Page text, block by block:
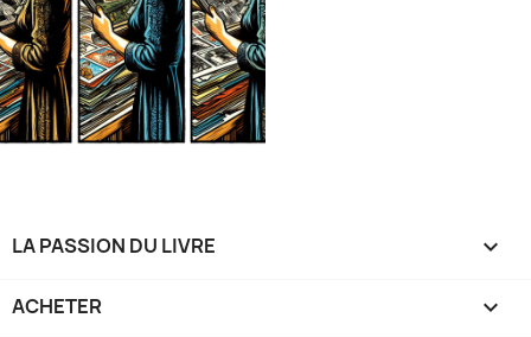
LA PASSION DU LIVRE 
ACHETER 